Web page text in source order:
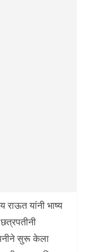
यांनी भाष्य
सुरू केला